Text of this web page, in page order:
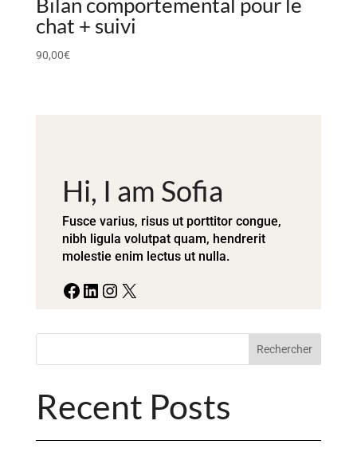
chat + suivi
90,00€
Hi, I am Sofia
Fusce varius, risus ut porttitor congue,
nibh ligula volutpat quam, hendrerit
molestie enim lectus ut nulla.
Facebook
LinkedIn
Instagram
X
Rechercher
Recent Posts